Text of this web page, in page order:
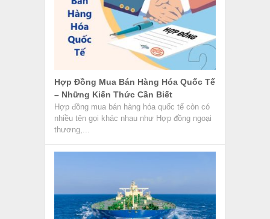
Hợp Đồng Mua Bán Hàng Hóa Quốc Tế
– Những Kiến Thức Cần Biết
Hợp đồng mua bán hàng hóa quốc tế còn có
nhiều tên gọi khác nhau như Hợp đồng ngoại
thương,...